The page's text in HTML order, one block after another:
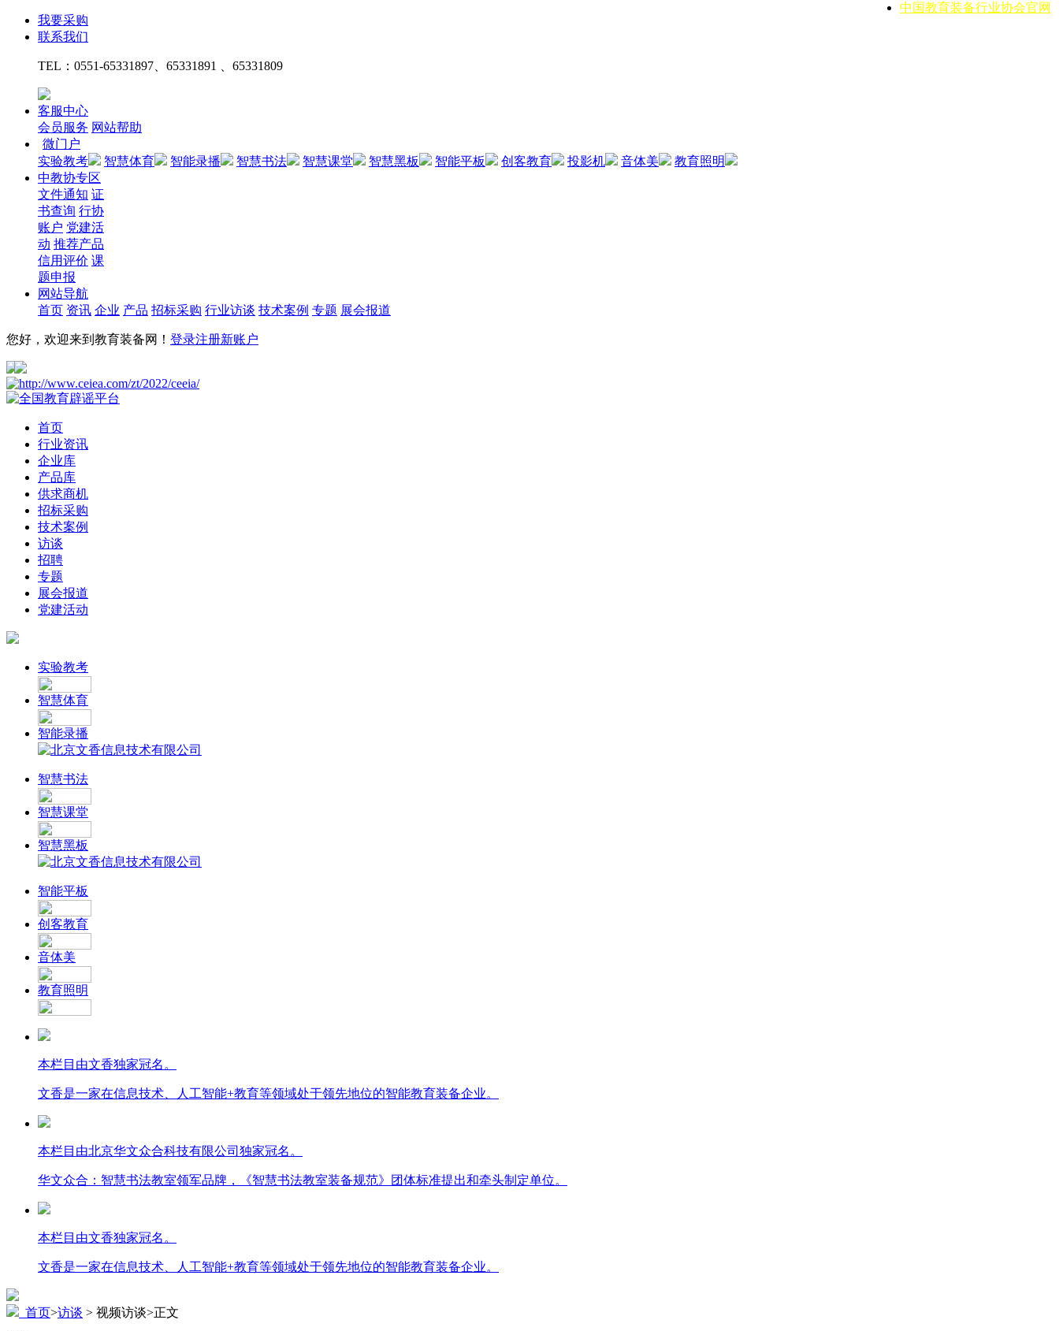
我要采购
联系我们
TEL： 0551-65331897、65331891 、65331809
客服中心
会员服务 网站帮助
微门户
实验教考
智慧体育 智能录播 智慧书法 智慧课堂 智慧黑板 智能平板 创客教育 投影机 音体美
教育照明
中教协专区
文件通知 证
书查询 行协
账户 党建活
动 推荐产品
信用评价 课
题申报
网站导航
首页 资讯 企业 产品 招标采购 行业访谈 技术案例 专题 展会报道
您好，欢迎来到教育装备网！ 登录注册新账户
首页
行业资讯
企业库
产品库
供求商机
招标采购
技术案例
访谈
招聘
专题
展会报道
党建活动
中国教育装备行业协会官网
实验教考
智慧体育
智能录播
智慧书法
智慧课堂
智慧黑板
智能平板
创客教育
音体美
教育照明
本栏目由文香独家冠名。
文香是一家在信息技术、人工智能+教育等领域处于领先地位的智能教育装备企业。
本栏目由北京华文众合科技有限公司独家冠名。
华文众合：智慧书法教室领军品牌，《智慧书法教室装备规范》团体标准提出和牵头制定单位。
本栏目由文香独家冠名。
文香是一家在信息技术、人工智能+教育等领域处于领先地位的智能教育装备企业。
首页>访谈 > 视频访谈>正文